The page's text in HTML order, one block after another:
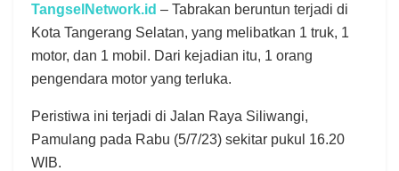
TangselNetwork.id – Tabrakan beruntun terjadi di
Kota Tangerang Selatan, yang melibatkan 1 truk, 1
motor, dan 1 mobil. Dari kejadian itu, 1 orang
pengendara motor yang terluka.
Peristiwa ini terjadi di Jalan Raya Siliwangi,
Pamulang pada Rabu (5/7/23) sekitar pukul 16.20
WIB.